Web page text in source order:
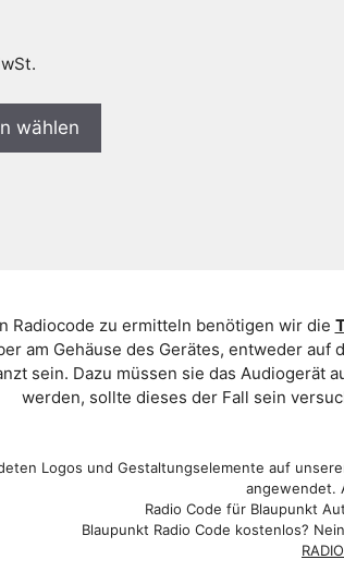
wählen
Radiocode zu ermitteln benötigen wir die
am Gehäuse des Gerätes, entweder
sein. Dazu müssen sie das Audiogerät
werden, sollte dieses der Fall sein
Logos und Gestaltungselemente auf
angewendet.
Radio Code für Blaupunkt
Blaupunkt Radio Code kostenlos?